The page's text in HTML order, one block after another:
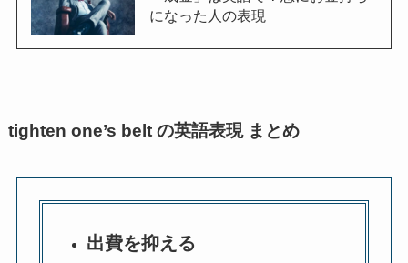
になった人の表現
tighten one’s belt の英語表現 まとめ
出費を抑える